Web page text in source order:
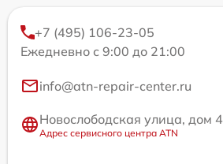
+7 (495) 106-23-05
Ежедневно с 9:00 до 21:00
info@atn-repair-center.ru
Новослободская улица, дом 4
Адрес сервисного центра ATN